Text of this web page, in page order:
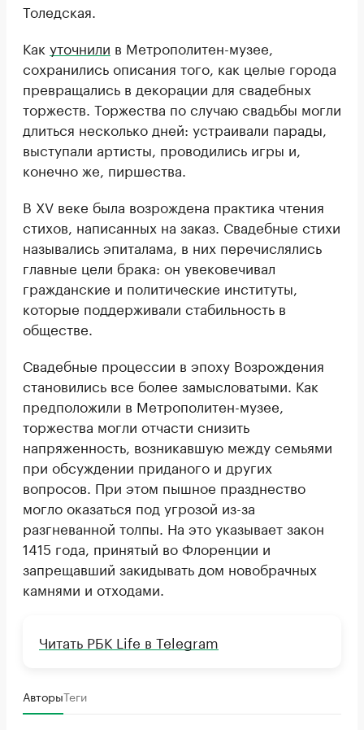
Толедская.
Как уточнили в Метрополитен-музее,
сохранились описания того, как целые города
превращались в декорации для свадебных
торжеств. Торжества по случаю свадьбы могли
длиться несколько дней: устраивали парады,
выступали артисты, проводились игры и,
конечно же, пиршества.
В XV веке была возрождена практика чтения
стихов, написанных на заказ. Свадебные стихи
назывались эпиталама, в них перечислялись
главные цели брака: он увековечивал
гражданские и политические институты,
которые поддерживали стабильность в
обществе.
Свадебные процессии в эпоху Возрождения
становились все более замысловатыми. Как
предположили в Метрополитен-музее,
торжества могли отчасти снизить
напряженность, возникавшую между семьями
при обсуждении приданого и других
вопросов. При этом пышное празднество
могло оказаться под угрозой из-за
разгневанной толпы. На это указывает закон
1415 года, принятый во Флоренции и
запрещавший закидывать дом новобрачных
камнями и отходами.
Читать РБК Life в Telegram
АвторыТеги